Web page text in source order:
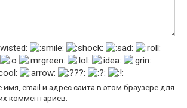
email и адрес сайта в этом браузере для
комментариев.